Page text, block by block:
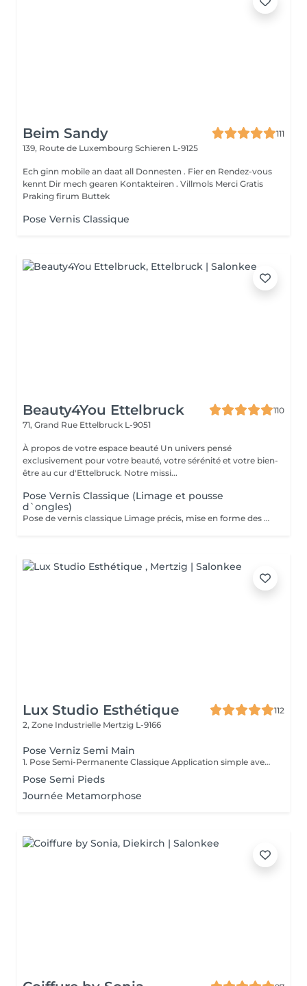
Beim Sandy
111
139, Route de Luxembourg Schieren L-9125
Ech ginn mobile an daat all Donnesten . Fier en Rendez-vous
kennt Dir mech gearen Kontakteiren . Villmols Merci Gratis
Praking firum Buttek
Pose Vernis Classique
Beauty4You Ettelbruck
110
71, Grand Rue Ettelbruck L-9051
À propos de votre espace beauté Un univers pensé
exclusivement pour votre beauté, votre sérénité et votre bien-
être au cur d'Ettelbruck. Notre missi...
Pose Vernis Classique (Limage et pousse
d`ongles)
Pose de vernis classique Limage précis, mise en forme des ongles et application de vernis classique. L'option idéale pour des ongles soignés e impeccables en un clin d'il. (Note : Ce soin n'inclut pas le travail des cuticules).
Lux Studio Esthétique
112
2, Zone Industrielle Mertzig L-9166
Pose Verniz Semi Main
1. Pose Semi-Permanente Classique Application simple avec une fine couche de base. Idéale pour celles qui souhaitent de la couleur, de la brillance et un léger renfort. Tenue moyenne 2 semaines. 2. Pose Semi + Renfort Combinaison d'une base classique avec une couche de renfort. Offre une meilleure résistance que le semi-permanent classique, parfaite pour les ongles naturels. Moyenne Tenue de 2 à 3 semaines. 3. Pose Semi + Fiber Ultra Base classique combinée à un gel enrichi en fibres, idéale pour les ongles fragiles ou nécessitant un renforcement supplémentaire. Tenue Moyenne 3 à 4 semaines.
Pose Semi Pieds
Journée Metamorphose